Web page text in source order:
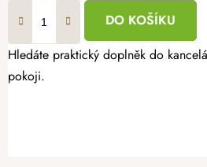
DO KOŠÍKU
Hledáte praktický doplněk do
pokoji.